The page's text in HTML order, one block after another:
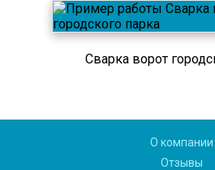
Сварка ворот
О компании
Отзывы